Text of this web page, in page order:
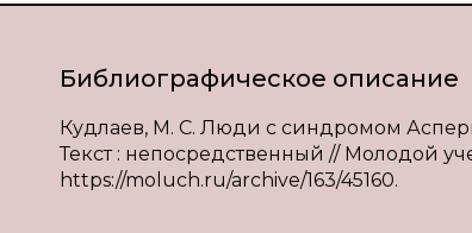
Библиографическое описание
Кудлаев, М. С. Люди с синдромом
Текст : непосредственный // Молодой
https://moluch.ru/archive/163/45160.